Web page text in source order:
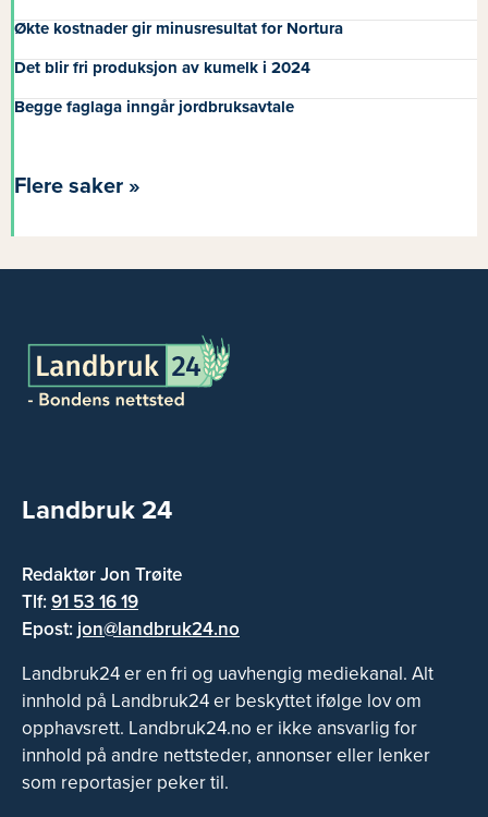
Økte kostnader gir minusresultat for Nortura
Det blir fri produksjon av kumelk i 2024
Begge faglaga inngår jordbruksavtale
Flere saker »
Landbruk 24
Redaktør Jon Trøite
Tlf:91 53 16 19
Epost: jon@landbruk24.no
Landbruk24 er en fri og uavhengig mediekanal. Alt
innhold på Landbruk24 er beskyttet ifølge lov om
opphavsrett. Landbruk24.no er ikke ansvarlig for
innhold på andre nettsteder, annonser eller lenker
som reportasjer peker til.